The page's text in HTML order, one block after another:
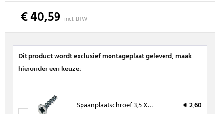
€ 40,59 incl. BTW
Dit product wordt exclusief montageplaat geleverd, maak
hieronder een keuze:
Spaanplaatschroef 3,5 X 16 mm, kruiskop (200 stuks) € 2,60